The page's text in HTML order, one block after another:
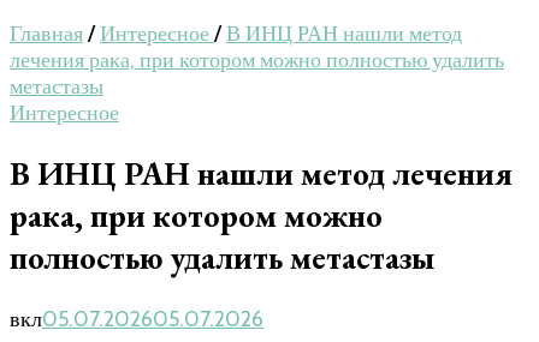
Главная/Интересное/В ИНЦ РАН нашли метод
лечения рака, при котором можно полностью удалить
метастазы
Интересное
В ИНЦ РАН нашли метод лечения
рака, при котором можно
полностью удалить метастазы
вкл05.07.202605.07.2026